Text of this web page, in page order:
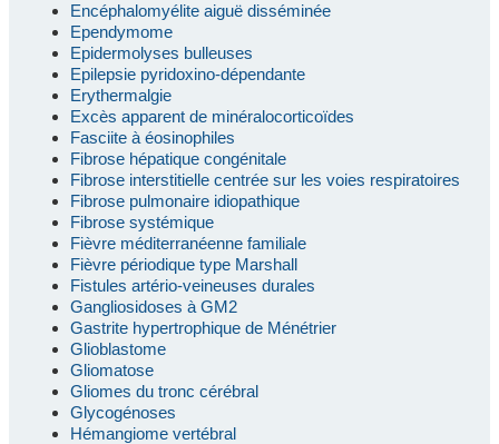
Encéphalomyélite aiguë disséminée
Ependymome
Epidermolyses bulleuses
Epilepsie pyridoxino-dépendante
Erythermalgie
Excès apparent de minéralocorticoïdes
Fasciite à éosinophiles
Fibrose hépatique congénitale
Fibrose interstitielle centrée sur les voies respiratoires
Fibrose pulmonaire idiopathique
Fibrose systémique
Fièvre méditerranéenne familiale
Fièvre périodique type Marshall
Fistules artério-veineuses durales
Gangliosidoses à GM2
Gastrite hypertrophique de Ménétrier
Glioblastome
Gliomatose
Gliomes du tronc cérébral
Glycogénoses
Hémangiome vertébral